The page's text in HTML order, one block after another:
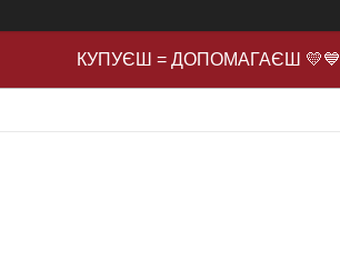
КУПУЄШ = ДОПОМАГАЄШ 💛💙